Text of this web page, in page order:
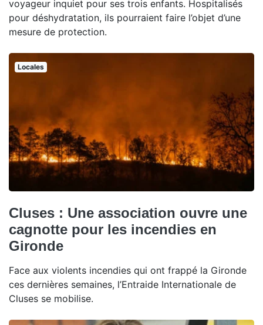
voyageur inquiet pour ses trois enfants. Hospitalisés
pour déshydratation, ils pourraient faire l’objet d’une
mesure de protection.
Locales
Cluses : Une association ouvre une
cagnotte pour les incendies en
Gironde
Face aux violents incendies qui ont frappé la Gironde
ces dernières semaines, l’Entraide Internationale de
Cluses se mobilise.